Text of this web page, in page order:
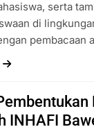
serta
di
pembacaan
INHAFI